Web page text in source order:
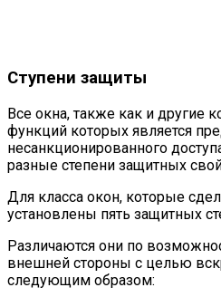
Ступени защиты
Все окна, также как и другие
функций которых является
несанкционированного
разные степени защитных
Для класса окон, которые
установлены пять защитных
Различаются они по
внешней стороны с целью
следующим образом: